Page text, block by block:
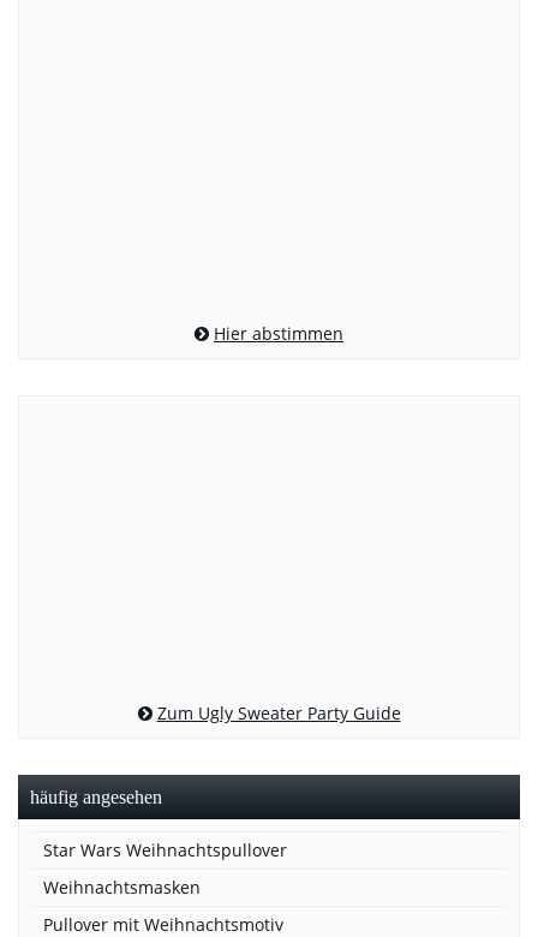
Hier abstimmen
Zum Ugly Sweater Party Guide
häufig angesehen
Star Wars Weihnachtspullover
Weihnachtsmasken
Pullover mit Weihnachtsmotiv